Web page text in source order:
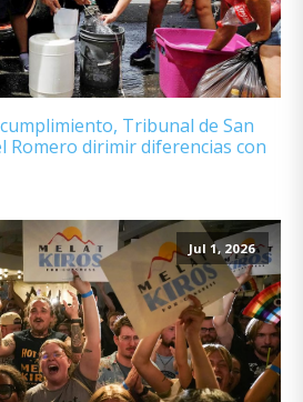
Tribunal de San
Romero dirimir diferencias con
Jul 1, 2026